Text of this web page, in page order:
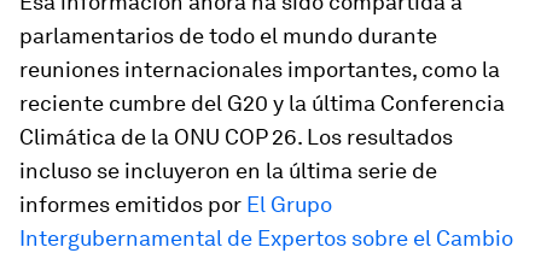
parlamentarios de todo el mundo durante
reuniones internacionales importantes, como la
reciente cumbre del G20 y la última Conferencia
Climática de la ONU COP 26. Los resultados
incluso se incluyeron en la última serie de
informes emitidos por El Grupo
Intergubernamental de Expertos sobre el Cambio